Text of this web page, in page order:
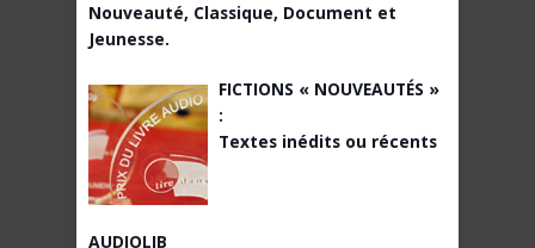
Nouveauté, Classique, Document et
Jeunesse.
FICTIONS « NOUVEAUTÉS »
:
Textes inédits ou récents
AUDIOLIB